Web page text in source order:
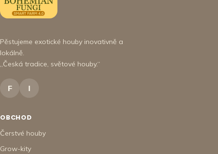
Pěstujeme exotické houby inovativně a
lokálně.
„Česká tradice, světové houby.“
F I
OBCHOD
Čerstvé houby
Grow-kity